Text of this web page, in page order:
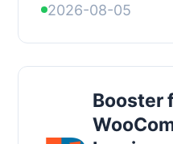
品回庫及擴展聯
收益。, , 【...
2026-08-05
Booster